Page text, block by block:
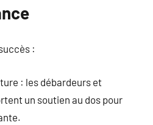
:
: les débardeurs et
un soutien au dos pour